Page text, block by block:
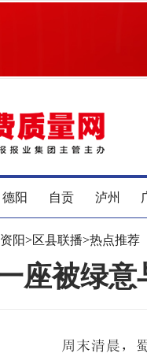
德阳 自贡 泸州
资阳>区县联播>热点推荐
座被绿
周末清晨，